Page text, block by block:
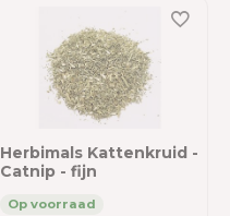
Herbimals Kattenkruid -
Catnip - fijn